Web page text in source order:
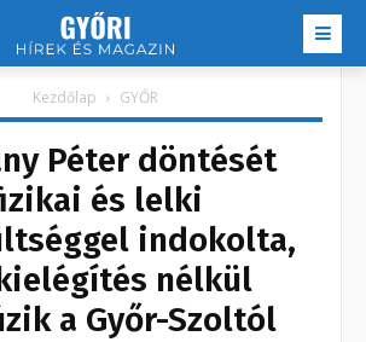
Kezdőlap GYŐR
Péter döntését
és lelki
indokolta,
nélkül
a Győr-Szoltól